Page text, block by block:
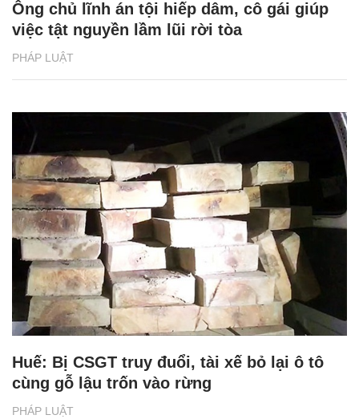
PHÁP LUẬT
Ông chủ lĩnh án tội hiếp dâm, cô gái giúp
việc tật nguyền lầm lũi rời tòa
PHÁP LUẬT
Huế: Bị CSGT truy đuổi, tài xế bỏ lại ô tô
cùng gỗ lậu trốn vào rừng